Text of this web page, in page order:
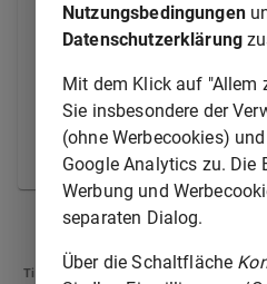
Die werktägliche Arbeitszeit
acht Stunden nicht
zehn Stunden nur verlängert
von sechs
Wochen im Durchschnitt
nicht überschritten werden.
§ 2
Tipp
: Swipen Sie auf dem Bildschirm
Nutzungsbedingungen
Datenschutzerklärung
Mit dem Klick auf "Allem
Sie insbesondere der
(ohne Werbecookies)
Google Analytics zu. Die
Werbung und
separaten Dialog.
Über die Schaltfläche